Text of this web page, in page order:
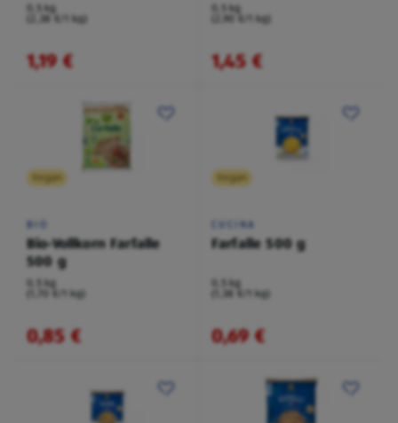
0,5 kg
(2,38 €/1 kg)
1,19 €
0,5 kg
(2,90 €/1 kg)
1,45 €
Vegan
BIO
Bio-Vollkorn Farfalle
500 g
0,5 kg
(1,70 €/1 kg)
0,85 €
Vegan
CUCINA
Farfalle 500 g
0,5 kg
(1,38 €/1 kg)
0,69 €